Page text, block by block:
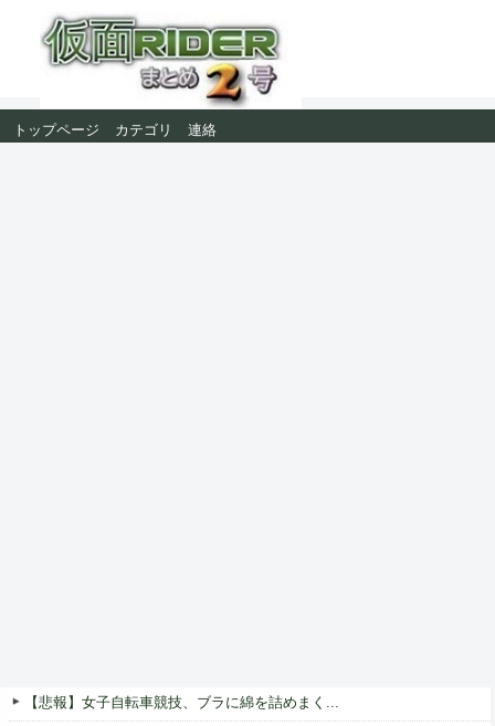
トップページ カテゴリ 連絡
【悲報】女子自転車競技、ブラに綿を詰めまく...